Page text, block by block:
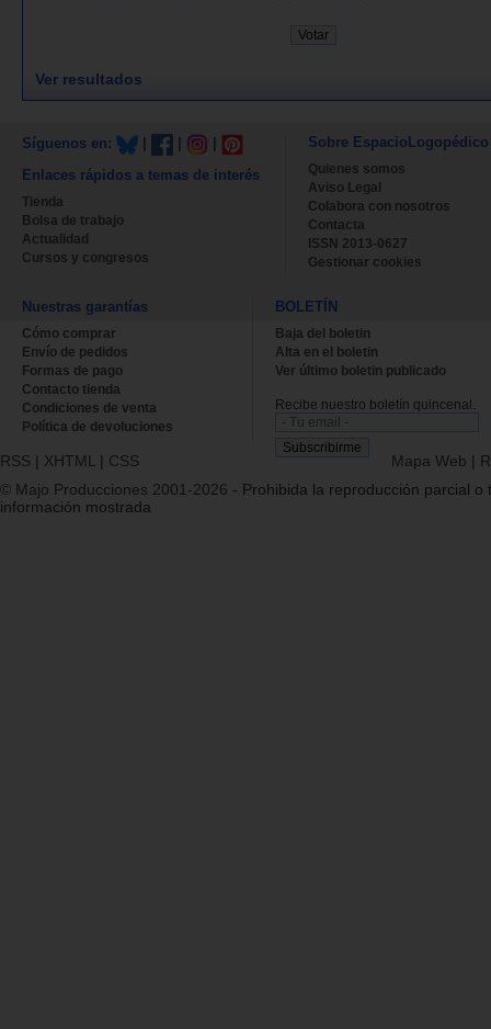
Ver resultados
Síguenos en:
Enlaces rápidos a temas de interés
Tienda
Bolsa de trabajo
Actualidad
Cursos y congresos
Sobre EspacioLogopédico
Quienes somos
Aviso Legal
Colabora con nosotros
Contacta
ISSN 2013-0627
Gestionar cookies
Nuestras garantías
Cómo comprar
Envío de pedidos
Formas de pago
Contacto tienda
Condiciones de venta
Política de devoluciones
BOLETÍN
Baja del boletin
Alta en el boletin
Ver último boletin publicado
Recibe nuestro boletín quincenal.
RSS | XHTML | CSS Mapa Web |
© Majo Producciones 2001-2026 - Prohibida la reproducción parcial o
información mostrada